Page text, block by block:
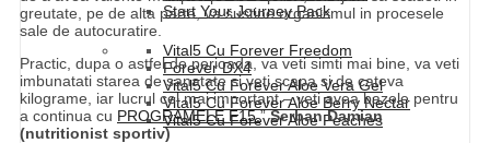
Start Your Journey Pack
Vital5 Cu Forever Freedom
Forever DX4
Vital5 Cu Forever Aloe Vera Gel
Vital5 Cu Forever Aloe Berry Nectar
Vital5 Cu Forever Aloe Peaches
greutate, pe de alta parte, va sustine organismul in procesele
sale de autocuratire.
Practic, dupa o astfel de perioada, va veti simti mai bine, va veti
imbunatati starea de sanatate si veti scapa si de cateva
kilograme, iar lucrul cel mai important – veti avea bazele pentru
a continua cu PROGRAMELE F15.”Serban Damian
(nutritionist sportiv)